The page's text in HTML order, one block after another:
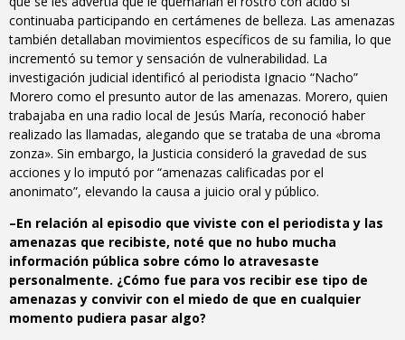
continuaba participando en certámenes de belleza. Las amenazas
también detallaban movimientos específicos de su familia, lo que
incrementó su temor y sensación de vulnerabilidad. La
investigación judicial identificó al periodista Ignacio “Nacho”
Morero como el presunto autor de las amenazas. Morero, quien
trabajaba en una radio local de Jesús María, reconoció haber
realizado las llamadas, alegando que se trataba de una «broma
zonza». Sin embargo, la Justicia consideró la gravedad de sus
acciones y lo imputó por “amenazas calificadas por el
anonimato”, elevando la causa a juicio oral y público.
–En relación al episodio que viviste con el periodista y las
amenazas que recibiste, noté que no hubo mucha
información pública sobre cómo lo atravesaste
personalmente. ¿Cómo fue para vos recibir ese tipo de
amenazas y convivir con el miedo de que en cualquier
momento pudiera pasar algo?